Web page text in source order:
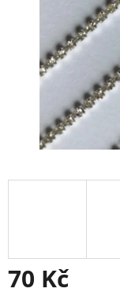
70 Kč